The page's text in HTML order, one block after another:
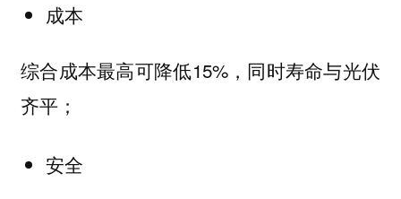
成本
综合成本最高可降低15%，同时寿命与光伏
齐平；
安全